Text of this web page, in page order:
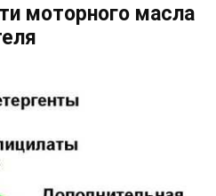
моторного масла